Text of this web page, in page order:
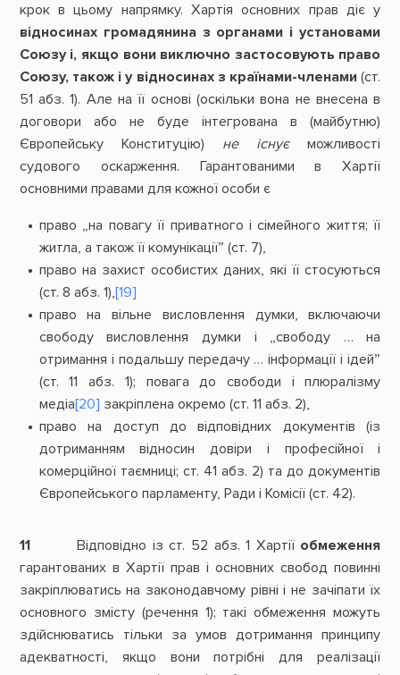
крок в цьому напрямку. Хартія основних прав діє у
відносинах громадянина з органами і установами
Союзу і, якщо вони виключно застосовують право
Союзу, також і у відносинах з країнами-членами (ст.
51 абз. 1). Але на її основі (оскільки вона не внесена в
договори або не буде інтегрована в (майбутню)
Європейську Конституцію) не існуєможливості
судового оскарження. Гарантованими в Хартії
основними правами для кожної особи є
право „на повагу її приватного і сімейного життя; її
житла, а також її комунікації” (ст. 7),
право на захист особистих даних, які її стосуються
(ст. 8 абз. 1),[19]
право на вільне висловлення думки, включаючи
свободу висловлення думки і „свободу … на
отримання і подальшу передачу … інформації і ідей”
(ст. 11 абз. 1); повага до свободи і плюралізму
медіа[20] закріплена окремо (ст. 11 абз. 2),
право на доступ до відповідних документів (із
дотриманням відносин довіри і професійної і
комерційної таємниці; ст. 41 абз. 2) та до документів
Європейського парламенту, Ради і Комісії (ст. 42).
11Відповідно із ст. 52 абз. 1 Хартії обмеження
гарантованих в Хартії прав і основних свобод повинні
закріплюватись на законодавчому рівні і не зачіпати їх
основного змісту (речення 1); такі обмеження можуть
здійснюватись тільки за умов дотримання принципу
адекватності, якщо вони потрібні для реалізації